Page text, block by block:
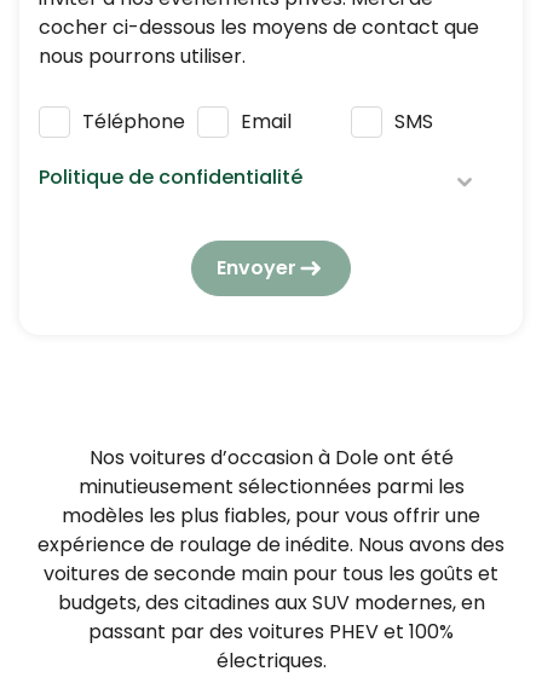
cocher ci-dessous les moyens de contact que
nous pourrons utiliser.
Téléphone Email
SMS
Politique de confidentialité
Nous respectons vos données personnelles :
elles seront utilisées et traitées conformément
politique de confidentialité
tout moment à être démarché par téléphone,
en vous inscrivant gratuitement sur
https://www.bloctel.gouv.fr/.
Envoyer
Nos voitures d’occasion à Dole ont été
minutieusement sélectionnées parmi les
modèles les plus fiables, pour vous offrir une
expérience de roulage de inédite. Nous avons des
voitures de seconde main pour tous les goûts et
budgets, des citadines aux SUV modernes, en
passant par des voitures PHEV et 100%
électriques.